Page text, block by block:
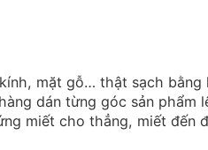
mặt gỗ… thật sạch bằng
dán từng góc sản phẩm
miết cho thẳng, miết đến